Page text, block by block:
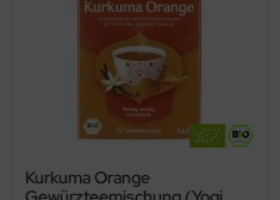
Kurkuma Orange